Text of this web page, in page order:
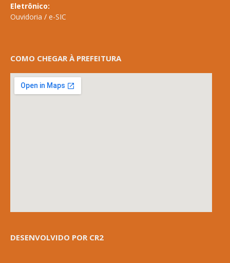
Eletrônico:
Ouvidoria / e-SIC
COMO CHEGAR À PREFEITURA
DESENVOLVIDO POR CR2